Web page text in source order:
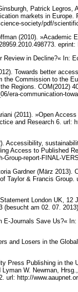
Patrick
markets in Europe.
society/pdf/
(2010). »Academic
Review in Decline?« In:
Towards better
the Commission to the
Regions. COM(2012)
era-communication-
(2011). »Open
and Research 6. url:
Accessibility,
Access to Published
Group-report-FINAL-
Gardner (März
Taylor & Francis
London UK, 12
(besucht am 02. 07.
E-Journals Save Us?«
and Losers in the
Press Publishing in
W. Newman,
url: http://